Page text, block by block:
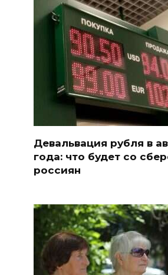
Девальвация рубля в
года: что будет со
россиян